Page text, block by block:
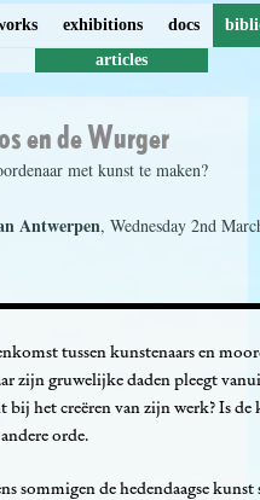
exhibitions docs
articles
en de Wurger
met kunst te maken?
Antwerpen, Wednesday 2nd
tussen kunstenaars en
zijn gruwelijke daden pleegt
bij het creëren van zijn werk? Is
orde.
sommigen de hedendaagse